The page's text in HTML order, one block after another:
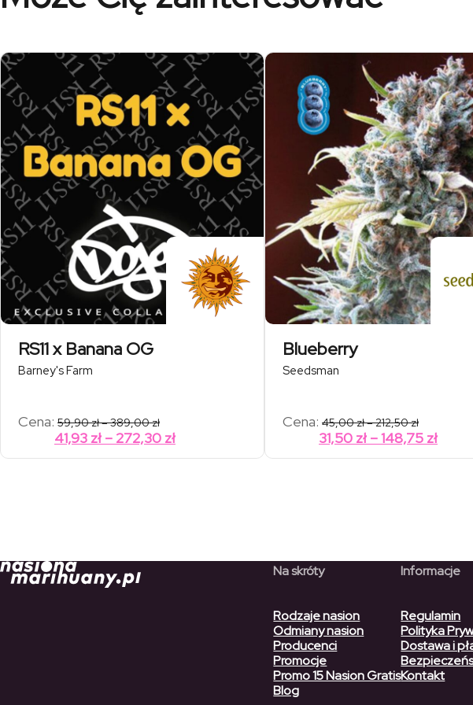
RS11 x Banana OG
Barney's Farm
Cena: 59,90zł–389,00złZakres
cen:
od
59,90 zł
41,93 zł – 272,30 złZakres
cen:
Blueberry
Seedsman
Cena: 45,00zł–212,50złZakres
cen:
od
45,00 zł
31,50 zł –148,75 złZakres
cen:
Na skróty
Rodzaje nasion
Odmiany nasion
Producenci
Promocje
Promo 15 Nasion Gratis
Blog
Informacje
Regulamin
Polityka
Dostawa i
Kontakt